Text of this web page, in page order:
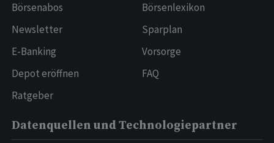
Börsenabos
Newsletter
E-Banking
Depot eröffnen
Ratgeber
Börsenlexikon
Sparplan
Vorsorge
FAQ
Datenquellen und Technologiepartner